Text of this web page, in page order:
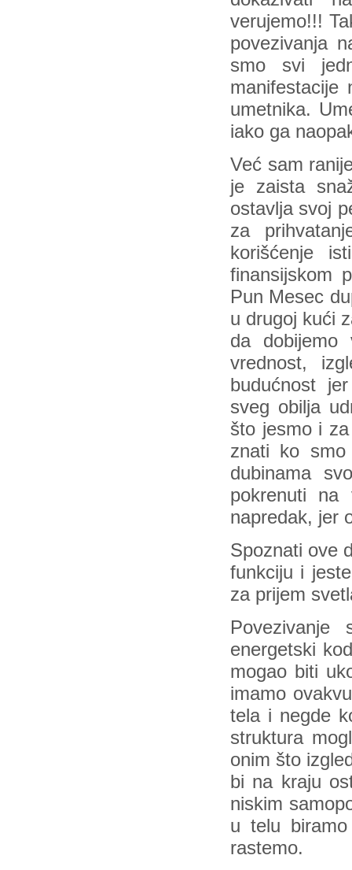
verujemo!!!
povezivanja
smo svi
manifestacije
umetnika.
iako ga
Već sam
je zaista
ostavlja svoj
za
korišćenje
finansijskom
Pun Mesec
u drugoj kući
da dobijemo
vrednost,
budućnost
sveg obilja
što jesmo i
znati ko
dubinama
pokrenuti na
napredak, jer
Spoznati ove
funkciju i
za prijem
energetski
mogao biti
imamo
tela i negde
struktura
onim što
bi na kraju
niskim
u telu
rastemo.